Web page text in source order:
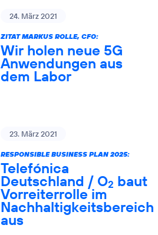
24. März 2021
ZITAT MARKUS ROLLE, CFO:
Wir holen neue 5G
Anwendungen aus
dem Labor
23. März 2021
RESPONSIBLE BUSINESS PLAN 2025:
Telefónica
Deutschland / O2 baut
Vorreiterrolle im
Nachhaltigkeitsbereich
aus